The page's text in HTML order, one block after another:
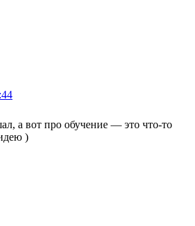
а вот про обучение — это что-то
)